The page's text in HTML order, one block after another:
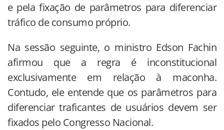
e pela fixação de parâmetros para diferenciar
tráfico de consumo próprio.
Na sessão seguinte, o ministro Edson Fachin
afirmou que a regra é inconstitucional
exclusivamente em relação à maconha.
Contudo, ele entende que os parâmetros para
diferenciar traficantes de usuários devem ser
fixados pelo Congresso Nacional.